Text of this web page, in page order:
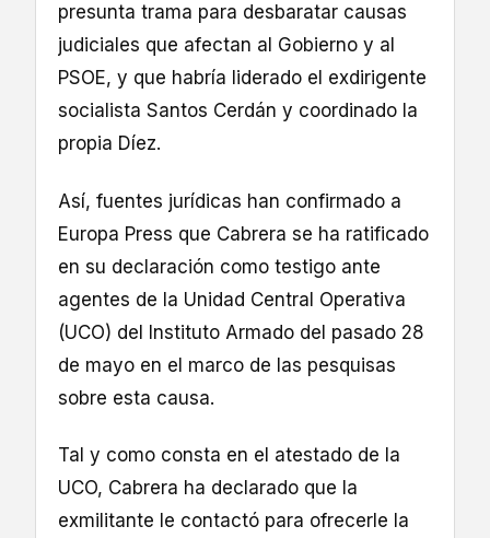
presunta trama para desbaratar causas
judiciales que afectan al Gobierno y al
PSOE, y que habría liderado el exdirigente
socialista Santos Cerdán y coordinado la
propia Díez.
Así, fuentes jurídicas han confirmado a
Europa Press que Cabrera se ha ratificado
en su declaración como testigo ante
agentes de la Unidad Central Operativa
(UCO) del Instituto Armado del pasado 28
de mayo en el marco de las pesquisas
sobre esta causa.
Tal y como consta en el atestado de la
UCO, Cabrera ha declarado que la
exmilitante le contactó para ofrecerle la